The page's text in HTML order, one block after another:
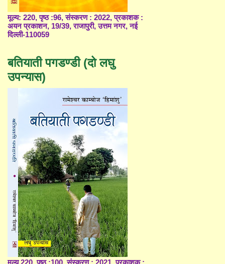
मूल्य: 220, पृष्ठ :96, संस्करण : 2022, प्रकाशक :
अयन प्रकाशन, 19/39, राजापुरी, उत्तम नगर, नई
दिल्ली-110059
बतियाती पगडण्डी (दो लघु
उपन्यास)